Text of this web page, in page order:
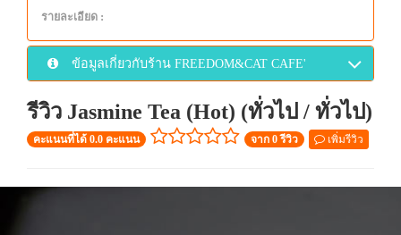
รายละเอียด :
ข้อมูลเกี่ยวกับร้าน FREEDOM&CAT CAFE'
รีวิว Jasmine Tea (Hot) (ทั่วไป / ทั่วไป)
คะแนนที่ได้ 0.0 คะแนน จาก 0 รีวิว เพิ่มรีวิว